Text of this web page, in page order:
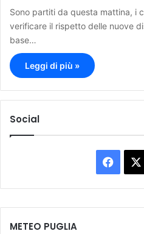
Sono partiti da questa mattina, i
verificare il rispetto delle nuove
base…
Leggi di più »
Social
a
c
METEO PUGLIA